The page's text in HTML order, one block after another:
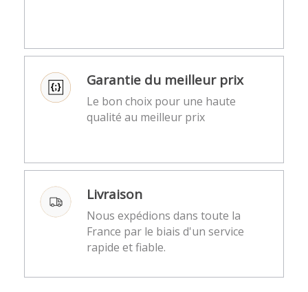
Garantie du meilleur prix
Le bon choix pour une haute
qualité au meilleur prix
Livraison
Nous expédions dans toute la
France par le biais d'un service
rapide et fiable.